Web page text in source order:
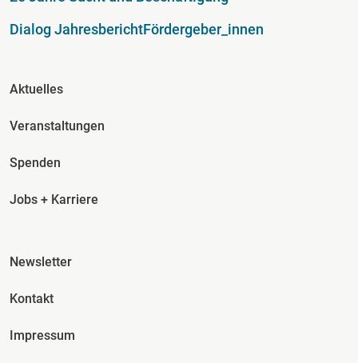
Dialog JahresberichtFördergeber_innen
Fusszeile Spalte 2
Aktuelles
Veranstaltungen
Spenden
Jobs + Karriere
Fusszeile Spalte 3
Newsletter
Kontakt
Impressum